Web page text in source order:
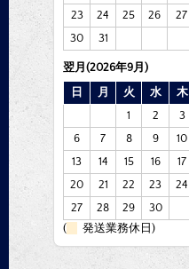
23
24 25 26 27
30
31
翌月(2026年9月)
日
月 火 水 木
1
2 3
6
7 8 9 10
13
14 15 16 17
20
21 22 23 24
27
28 29
30
(
発送業務休日)